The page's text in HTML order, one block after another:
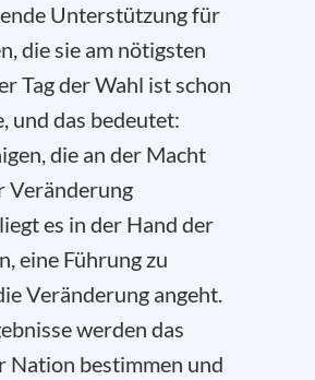
Unterstützung für
die sie am nötigsten
Tag der Wahl ist schon
und das bedeutet:
die an der Macht
Veränderung
es in der Hand der
eine Führung zu
Veränderung angeht.
werden das
Nation bestimmen und